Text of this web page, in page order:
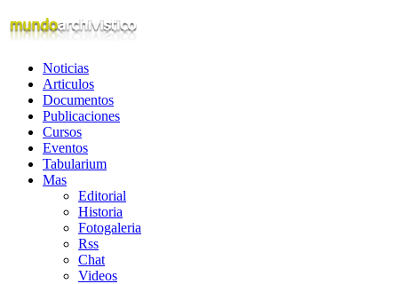
Noticias
Articulos
Documentos
Publicaciones
Cursos
Eventos
Tabularium
Mas
Editorial
Historia
Fotogaleria
Rss
Chat
Videos